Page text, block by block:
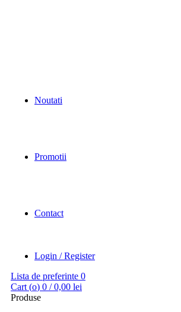
Noutati
Promotii
Contact
Login / Register
Lista de preferinte 0
Cart (o) 0 / 0,00 lei
Produse